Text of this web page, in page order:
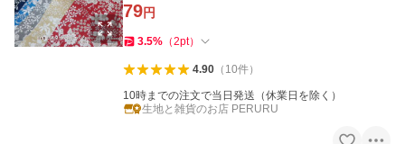
79円
3.5% （2pt）
4.90（ 10件）
10時までの注文で当日発送（休業日を除く）
生地と雑貨のお店 PERURU